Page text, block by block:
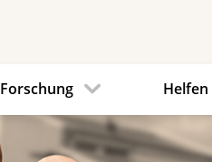
Forschung Helfen